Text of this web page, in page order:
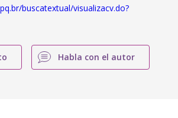
buscatextual/visualizacv.do?
Habla con el autor